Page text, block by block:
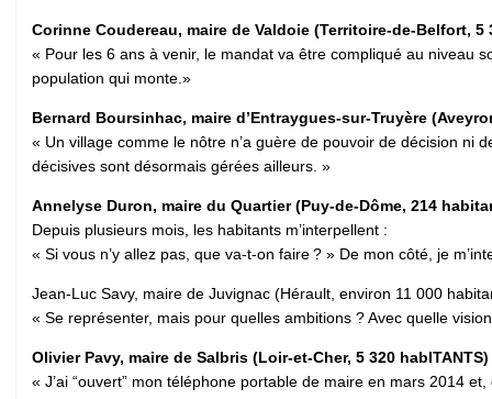
Corinne Coudereau, maire de Valdoie (Territoire-de-Belfort,
« Pour les 6 ans à venir, le mandat va être compliqué au niveau
population qui monte.»
Bernard Boursinhac, maire d’Entraygues-sur-Truyère
« Un village comme le nôtre n’a guère de pouvoir de décision ni
décisives sont désormais gérées ailleurs. »
Annelyse Duron, maire du Quartier (Puy-de-Dôme, 214
Depuis plusieurs mois, les habitants m’interpellent :
« Si vous n’y allez pas, que va-t-on faire ? » De mon côté, je
Jean-Luc Savy, maire de Juvignac (Hérault, environ 11 000
« Se représenter, mais pour quelles ambitions ? Avec quelle
Olivier Pavy, maire de Salbris (Loir-et-Cher, 5 320 habITANTS)
« J’ai “ouvert” mon téléphone portable de maire en mars 2014